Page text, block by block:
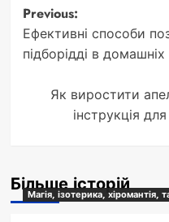
Post
navigation
Previous:
Ефективні способи
підборідді в
Як виростити
інструкція
Більше історій
Магія, ізотерика, хіромантія,